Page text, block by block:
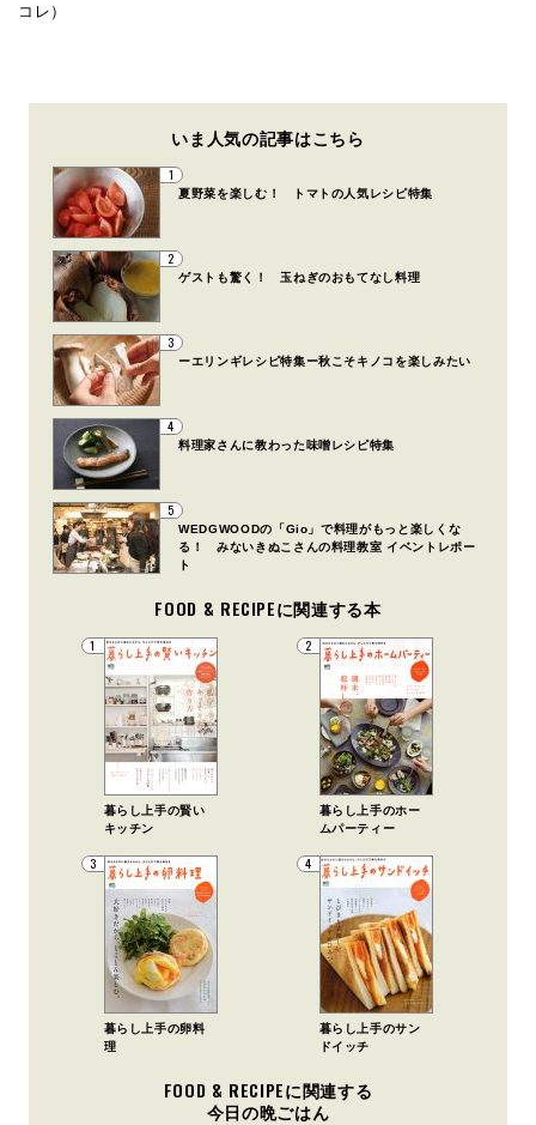
コレ）
いま人気の記事はこちら
1
夏野菜を楽しむ！ トマトの人気レシピ特集
2
ゲストも驚く！ 玉ねぎのおもてなし料理
3
ーエリンギレシピ特集ー秋こそキノコを楽しみたい
4
料理家さんに教わった味噌レシピ特集
5
WEDGWOODの「Gio」で料理がもっと楽しくな
る！ みないきぬこさんの料理教室 イベントレポー
ト
FOOD & RECIPEに関連する本
1
暮らし上手の賢い
キッチン
2
暮らし上手のホー
ムパーティー
3
暮らし上手の卵料
理
4
暮らし上手のサン
ドイッチ
FOOD & RECIPEに関連する
今日の晩ごはん